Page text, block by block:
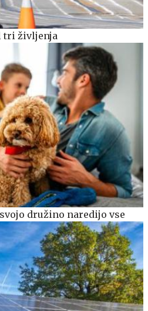
tri življenja
družino naredijo vse